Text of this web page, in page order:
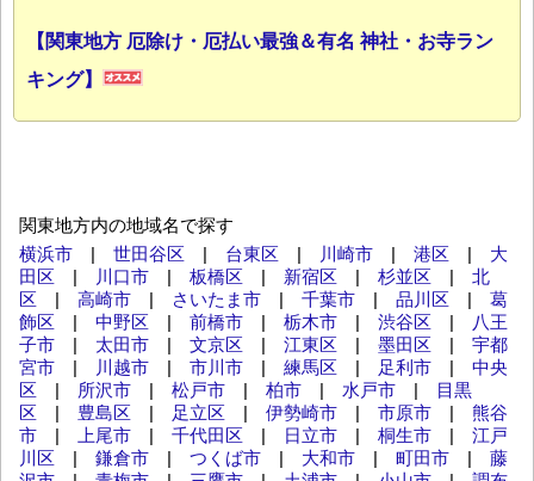
【関東地方 厄除け・厄払い最強＆有名 神社・お寺ラン
キング】
関東地方内の地域名で探す
横浜市 | 世田谷区 | 台東区 | 川崎市 | 港区 | 大
田区 | 川口市 | 板橋区 | 新宿区 | 杉並区 | 北
区 | 高崎市 | さいたま市 | 千葉市 | 品川区 | 葛
飾区 | 中野区 | 前橋市 | 栃木市 | 渋谷区 |
八王
子市 | 太田市 | 文京区 | 江東区 | 墨田区 | 宇都
宮市 | 川越市 | 市川市 | 練馬区 | 足利市 | 中央
区 | 所沢市 | 松戸市 | 柏市 | 水戸市 |
目黒
区 | 豊島区 | 足立区 | 伊勢崎市 | 市原市 | 熊谷
市 | 上尾市 | 千代田区 | 日立市 | 桐生市 | 江戸
川区 | 鎌倉市 | つくば市 | 大和市 | 町田市 | 藤